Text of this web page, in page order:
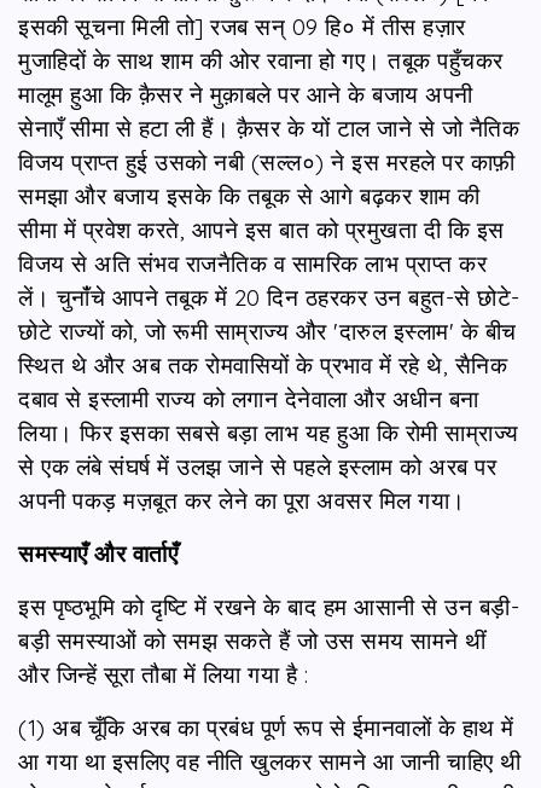
इसकी सूचना मिली तो] रजब सन् 09 हि० में तीस हज़ार
मुजाहिदों के साथ शाम की ओर रवाना हो गए। तबूक पहुँचकर
मालूम हुआ कि क़ैसर ने मुक़ाबले पर आने के बजाय अपनी
सेनाएँ सीमा से हटा ली हैं। क़ैसर के यों टाल जाने से जो नैतिक
विजय प्राप्त हुई उसको नबी (सल्ल०) ने इस मरहले पर काफ़ी
समझा और बजाय इसके कि तबूक से आगे बढ़कर शाम की
सीमा में प्रवेश करते, आपने इस बात को प्रमुखता दी कि इस
विजय से अति संभव राजनैतिक व सामरिक लाभ प्राप्त कर
लें। चुनांँचे आपने तबूक में 20 दिन ठहरकर उन बहुत-से छोटे-
छोटे राज्यों को, जो रूमी साम्राज्य और 'दारुल इस्लाम' के बीच
स्थित थे और अब तक रोमवासियों के प्रभाव में रहे थे, सैनिक
दबाव से इस्लामी राज्य को लगान देनेवाला और अधीन बना
लिया। फिर इसका सबसे बड़ा लाभ यह हुआ कि रोमी साम्राज्य
से एक लंबे संघर्ष में उलझ जाने से पहले इस्लाम को अरब पर
अपनी पकड़ मज़बूत कर लेने का पूरा अवसर मिल गया।
समस्याएँ और वार्ताएँ
इस पृष्ठभूमि को दृष्टि में रखने के बाद हम आसानी से उन बड़ी-
बड़ी समस्याओं को समझ सकते हैं जो उस समय सामने थीं
और जिन्हें सूरा तौबा में लिया गया है :
(1) अब चूँकि अरब का प्रबंध पूर्ण रूप से ईमानवालों के हाथ में
आ गया था इसलिए वह नीति खुलकर सामने आ जानी चाहिए थी